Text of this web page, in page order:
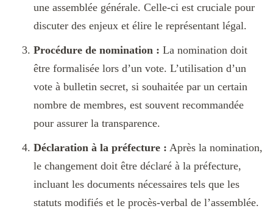
une assemblée générale. Celle-ci est cruciale pour
discuter des enjeux et élire le représentant légal.
Procédure de nomination : La nomination doit
être formalisée lors d’un vote. L’utilisation d’un
vote à bulletin secret, si souhaitée par un certain
nombre de membres, est souvent recommandée
pour assurer la transparence.
Déclaration à la préfecture : Après la nomination,
le changement doit être déclaré à la préfecture,
incluant les documents nécessaires tels que les
statuts modifiés et le procès-verbal de l’assemblée.